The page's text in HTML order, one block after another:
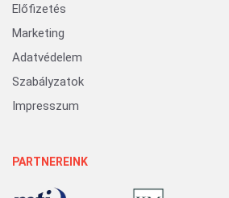
Előfizetés
Marketing
Adatvédelem
Szabályzatok
Impresszum
PARTNEREINK